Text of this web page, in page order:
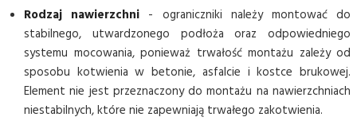
Rodzaj nawierzchni - ograniczniki należy montować do
stabilnego, utwardzonego podłoża oraz odpowiedniego
systemu mocowania, ponieważ trwałość montażu zależy od
sposobu kotwienia w betonie, asfalcie i kostce brukowej.
Element nie jest przeznaczony do montażu na nawierzchniach
niestabilnych, które nie zapewniają trwałego zakotwienia.